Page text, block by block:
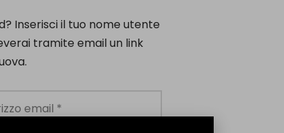
Inserisci il tuo nome utente
tramite email un link
email *